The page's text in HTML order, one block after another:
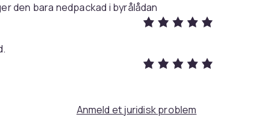
564
den bara nedpackad i byrålådan
Anmeld et juridisk problem